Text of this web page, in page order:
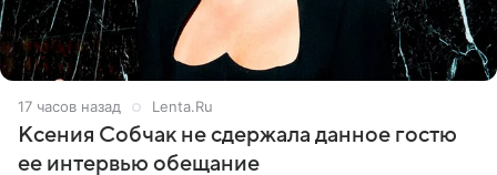
17 часов назад Lenta.Ru
Ксения Собчак не сдержала данное гостю
ее интервью обещание